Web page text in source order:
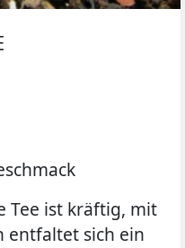
Tee ist kräftig, mit
entfaltet sich ein